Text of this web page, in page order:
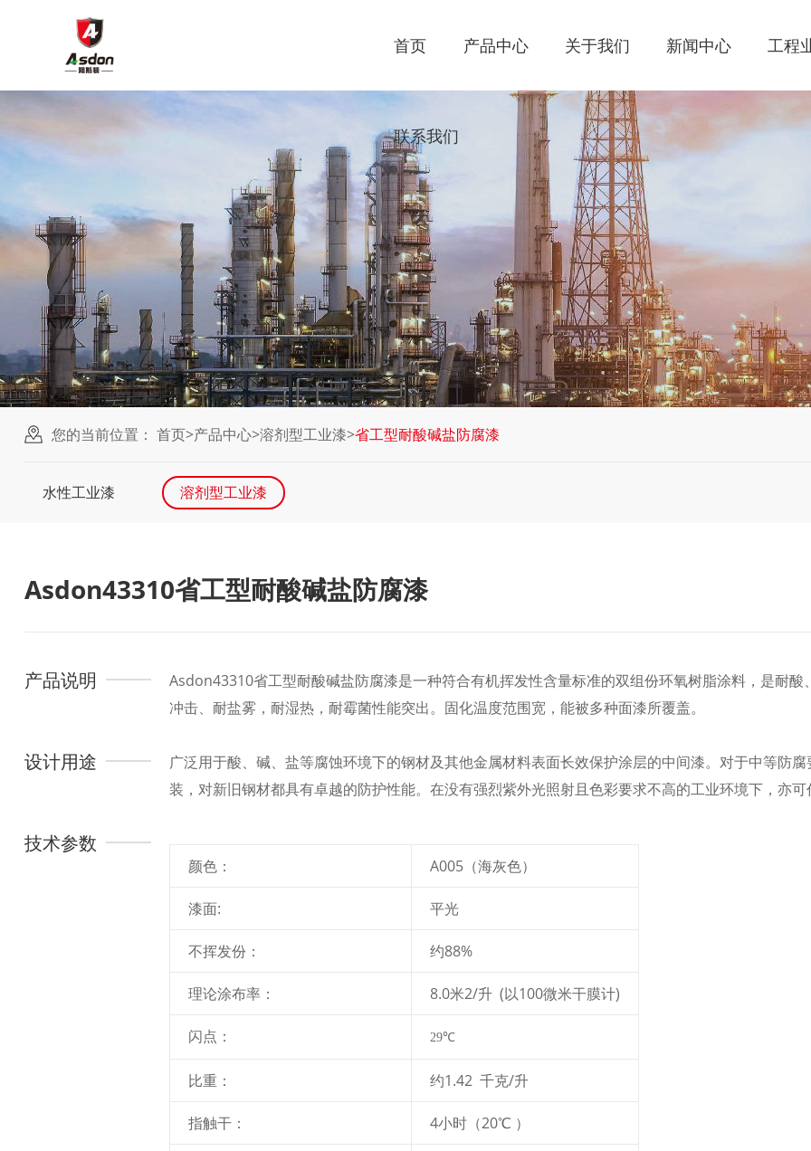
首页 产品中心 关于我们 新闻中心 工程
联系我们
您的当前位置： 首页>产品中心>溶剂型工业漆>省工型耐酸碱盐防腐漆
水性工业漆 溶剂型工业漆
Asdon43310省工型耐酸碱盐防腐漆
产品说明
Asdon43310省工型耐酸碱盐防腐漆是一种符合有机挥发性含量标准的双组份环氧树脂涂料，是耐
冲击、耐盐雾，耐湿热，耐霉菌性能突出。固化温度范围宽，能被多种面漆所覆盖。
设计用途
广泛用于酸、碱、盐等腐蚀环境下的钢材及其他金属材料表面长效保护涂层的中间漆。对于中等防
装，对新旧钢材都具有卓越的防护性能。在没有强烈紫外光照射且色彩要求不高的工业环境下，亦
技术参数
颜色： A005（海灰色）
漆面: 平光
不挥发份： 约88%
理论涂布率： 8.0米2/升 (以100微米干膜计)
闪点： 29℃
比重： 约1.42 千克/升
指触干： 4小时（20℃ ）